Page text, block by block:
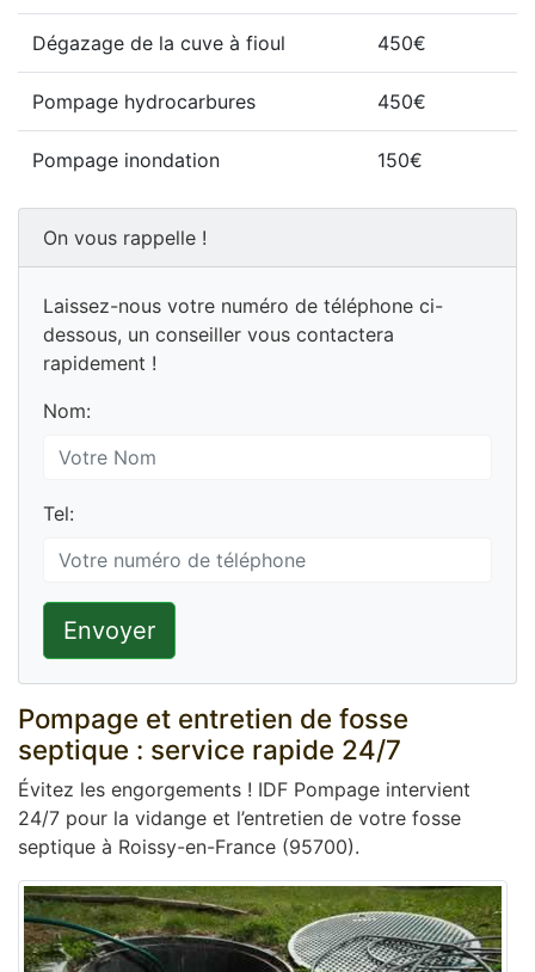
Dégazage de la cuve à fioul 450€
Pompage hydrocarbures 450€
Pompage inondation 150€
On vous rappelle !
Laissez-nous votre numéro de téléphone ci-
dessous, un conseiller vous contactera
rapidement !
Nom:
Tel:
Envoyer
Pompage et entretien de fosse
septique : service rapide 24/7
Évitez les engorgements ! IDF Pompage intervient
24/7 pour la vidange et l’entretien de votre fosse
septique à Roissy-en-France (95700).